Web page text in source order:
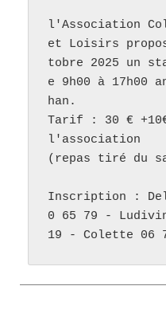
l'Association
et Loisirs
tobre 2025 un
e 9h00 à 17h00
han.
Tarif : 30 €
l'association
(repas tiré du
Inscription :
0 65 79 -
19 - Colette 06